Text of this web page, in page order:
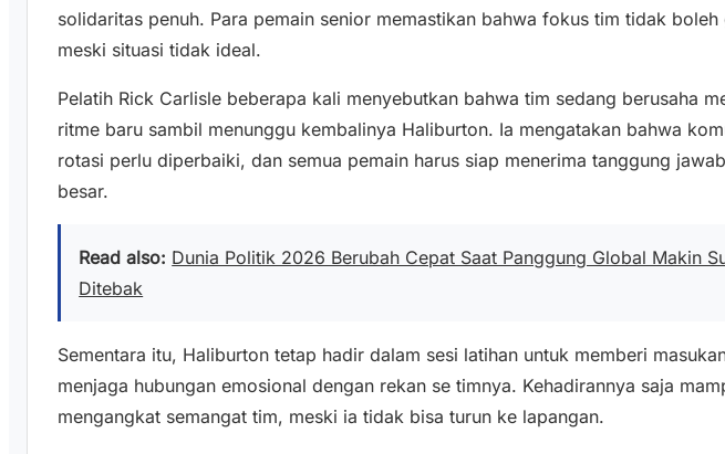
solidaritas penuh. Para pemain senior memastikan bahwa fokus tim tidak boleh
meski situasi tidak ideal.
Pelatih Rick Carlisle beberapa kali menyebutkan bahwa tim sedang berusaha
ritme baru sambil menunggu kembalinya Haliburton. Ia mengatakan bahwa
rotasi perlu diperbaiki, dan semua pemain harus siap menerima tanggung
besar.
Read also: Dunia Politik 2026 Berubah Cepat Saat Panggung Global Makin
Ditebak
Sementara itu, Haliburton tetap hadir dalam sesi latihan untuk memberi
menjaga hubungan emosional dengan rekan se timnya. Kehadirannya saja
mengangkat semangat tim, meski ia tidak bisa turun ke lapangan.